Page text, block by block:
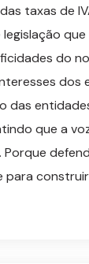
taxas de
do
dos
das
que a